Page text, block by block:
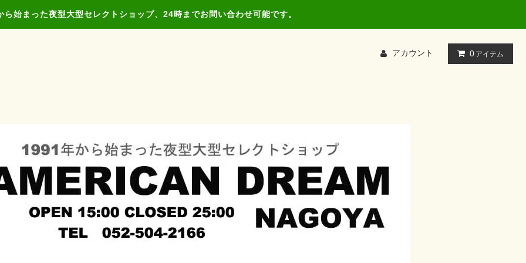
ら始まった夜型大型セレクトショップ、24時までお問い合わせ可能です。
アカウント 0 アイテム